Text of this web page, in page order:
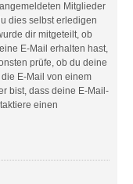
Mitglieder
dies selbst erledigen
dir mitgeteilt, ob
E-Mail erhalten hast,
prüfe, ob du deine
E-Mail von einem
bist, dass deine E-Mail-
einen